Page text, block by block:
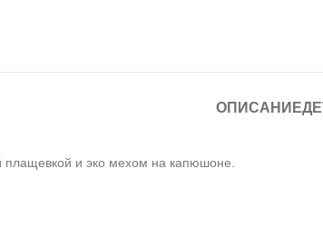
ОПИСАНИЕ
плащевкой и эко мехом на капюшоне.